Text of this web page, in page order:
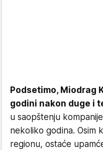
Podsetimo, Miodrag
godini nakon duge i
u saopštenju
nekoliko godina. Osim
regionu, ostaće